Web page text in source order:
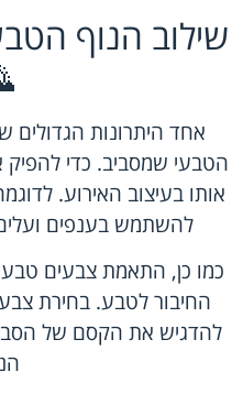
שילוב הנוף
אחד היתרונות הגדולים
הטבעי שמסביב. כדי
אותו בעיצוב האירוע.
להשתמש בענפים
כמו כן, התאמת צבעים
החיבור לטבע. בחירת
להדגיש את הקסם של